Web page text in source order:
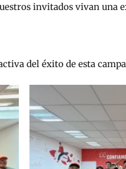
invitados vivan una
del éxito de esta